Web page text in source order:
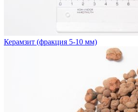
Керамзит (фракция 5-10 мм)